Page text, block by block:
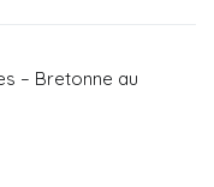
– Bretonne au